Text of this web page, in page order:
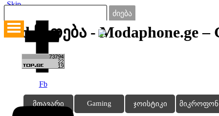
Go to content
Led ნათება - Modaphone.ge –
Fb
ძიება
მთავარი Gaming ჯოისტიკი
Skip